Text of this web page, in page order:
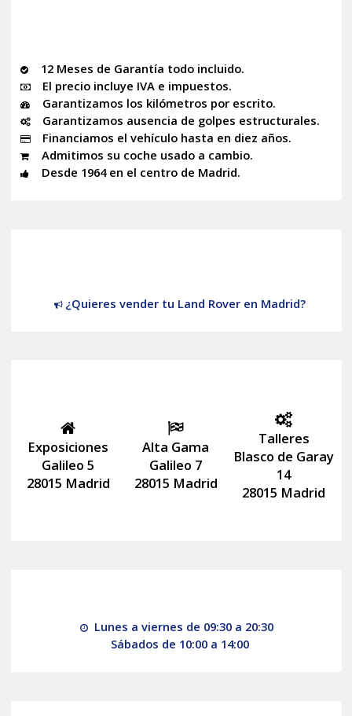
12 Meses de Garantía todo incluido.
El precio incluye IVA e impuestos.
Garantizamos los kilómetros por escrito.
Garantizamos ausencia de golpes estructurales.
Financiamos el vehículo hasta en diez años.
Admitimos su coche usado a cambio.
Desde 1964 en el centro de Madrid.
¿Quieres vender tu Land Rover en Madrid?
Exposiciones
Galileo 5
28015 Madrid
Alta Gama
Galileo 7
28015 Madrid
Talleres
Blasco de Garay
14
28015 Madrid
Lunes a viernes de 09:30 a 20:30
Sábados de 10:00 a 14:00